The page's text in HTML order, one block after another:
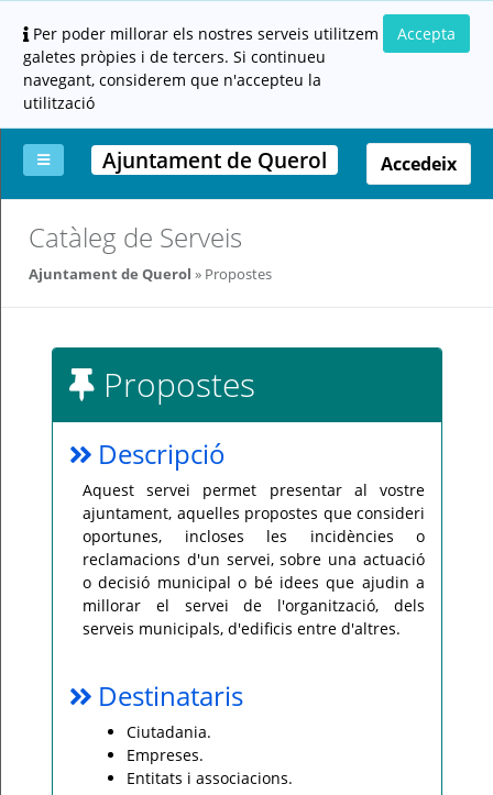
Per poder millorar els nostres serveis utilitzem
galetes pròpies i de tercers. Si continueu
navegant, considerem que n'accepteu la
utilització
Accepta
meva
documentació
ciutadana
administracions)
Ajuntament de Querol Accedeix
Catàleg de Serveis
Ajuntament de Querol Propostes
Propostes
Descripció
Aquest servei permet presentar al vostre
ajuntament, aquelles propostes que consideri
oportunes, incloses les incidències o
reclamacions d'un servei, sobre una actuació
o decisió municipal o bé idees que ajudin a
millorar el servei de l'organització, dels
serveis municipals, d'edificis entre d'altres.
Destinataris
Ciutadania.
Empreses.
Entitats i associacions.